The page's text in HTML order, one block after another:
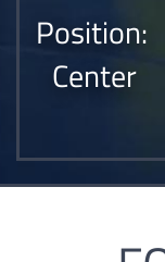
Position:
Center